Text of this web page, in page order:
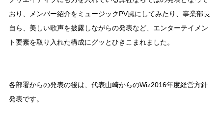
おり、メンバー紹介をミュージックPV風にしてみたり、事業部長
自ら、美しい歌声を披露しながらの発表など、エンターテイメン
ト要素を取り入れた構成にグッとひきこまれました。
各部署からの発表の後は、代表山崎からのWiz2016年度経営方針
発表です。